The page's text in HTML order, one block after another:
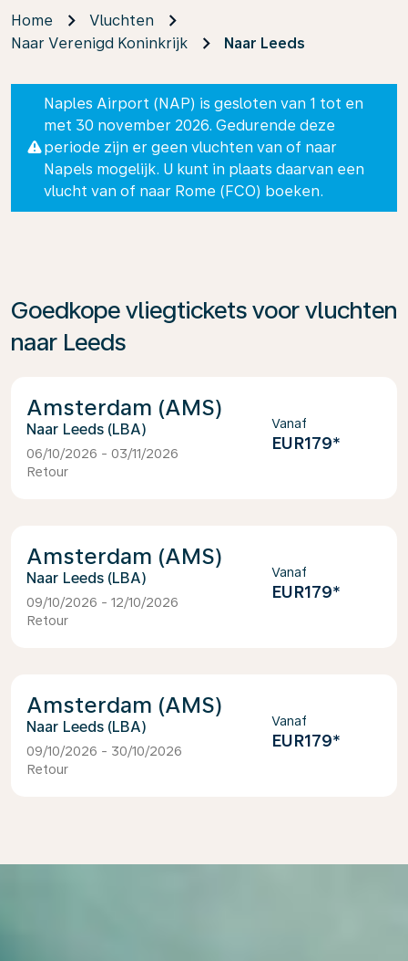
Home
Vluchten
Naar Verenigd Koninkrijk
Naar Leeds
Naples Airport (NAP) is gesloten van 1 tot en
met 30 november 2026. Gedurende deze
periode zijn er geen vluchten van of naar
Napels mogelijk. U kunt in plaats daarvan een
vlucht van of naar Rome (FCO) boeken.
Goedkope vliegtickets voor vluchten
naar Leeds
Amsterdam (AMS)
Leeds (LBA)
06/10/2026 - 03/11/2026
Retour
Vanaf
EUR179*
Amsterdam (AMS)
Leeds (LBA)
09/10/2026 - 12/10/2026
Retour
Vanaf
EUR179*
Amsterdam (AMS)
Leeds (LBA)
09/10/2026 - 30/10/2026
Retour
Vanaf
EUR179*